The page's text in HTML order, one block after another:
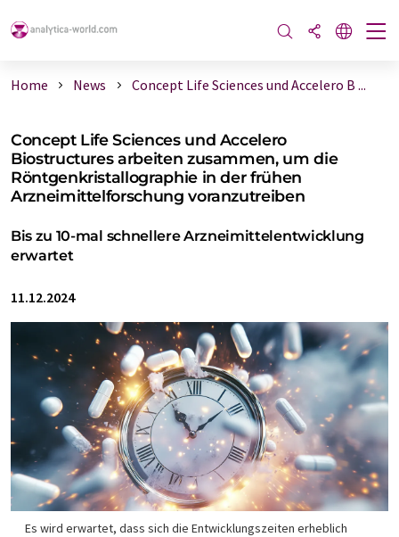
Home News Concept Life Sciences und Accelero B ...
Concept Life Sciences und Accelero
Biostructures arbeiten zusammen, um die
Röntgenkristallographie in der frühen
Arzneimittelforschung voranzutreiben
Bis zu 10-mal schnellere Arzneimittelentwicklung
erwartet
11.12.2024
Es wird erwartet, dass sich die Entwicklungszeiten erheblich